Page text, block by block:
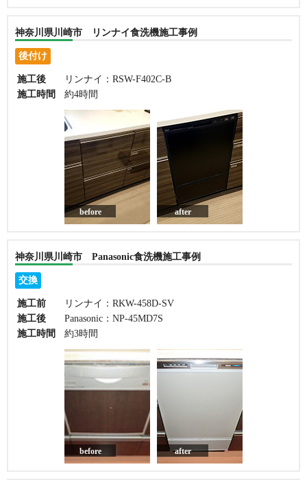
神奈川県川崎市 リンナイ食洗機施工事例
後付け
施工後
リンナイ：RSW-F402C-B
施工時間
約4時間
before after
神奈川県川崎市 Panasonic食洗機施工事例
交換
施工前
リンナイ：RKW-458D-SV
施工後
Panasonic：NP-45MD7S
施工時間
約3時間
before after